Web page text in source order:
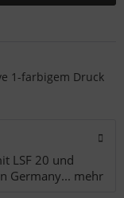
1-farbigem Druck
LSF 20 und
Germany... mehr